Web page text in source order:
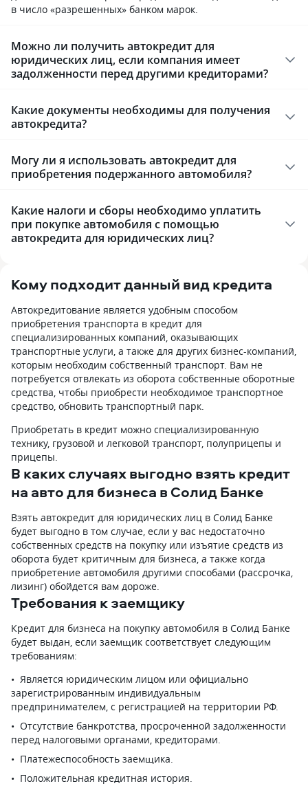
в число «разрешенных» банком марок.
Можно ли получить автокредит для
юридических лиц, если компания имеет
задолженности перед другими кредиторами?
Какие документы необходимы для получения
автокредита?
Могу ли я использовать автокредит для
приобретения подержанного автомобиля?
Какие налоги и сборы необходимо уплатить
при покупке автомобиля с помощью
автокредита для юридических лиц?
Кому подходит данный вид кредита
Автокредитование является удобным способом
приобретения транспорта в кредит для
специализированных компаний, оказывающих
транспортные услуги, а также для других бизнес-компаний,
которым необходим собственный транспорт. Вам не
потребуется отвлекать из оборота собственные оборотные
средства, чтобы приобрести необходимое транспортное
средство, обновить транспортный парк.
Приобретать в кредит можно специализированную
технику, грузовой и легковой транспорт, полуприцепы и
прицепы.
В каких случаях выгодно взять кредит
на авто для бизнеса в Солид Банке
Взять автокредит для юридических лиц в Солид Банке
будет выгодно в том случае, если у вас недостаточно
собственных средств на покупку или изъятие средств из
оборота будет критичным для бизнеса, а также когда
приобретение автомобиля другими способами (рассрочка,
лизинг) обойдется вам дороже.
Требования к заемщику
Кредит для бизнеса на покупку автомобиля в Солид Банке
будет выдан, если заемщик соответствует следующим
требованиям:
Является юридическим лицом или официально
зарегистрированным индивидуальным
предпринимателем, с регистрацией на территории РФ.
Отсутствие банкротства, просроченной задолженности
перед налоговыми органами, кредиторами.
Платежеспособность заемщика.
Положительная кредитная история.